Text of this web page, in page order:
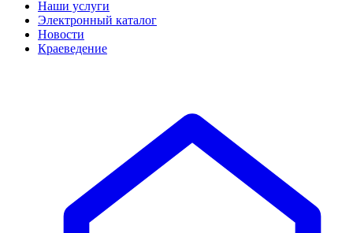
Наши услуги
Электронный каталог
Новости
Краеведение